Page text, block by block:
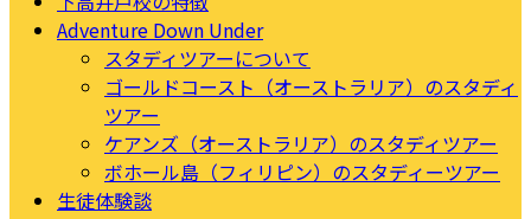
Adventure Down Under
スタディツアーについて
ゴールドコースト（オーストラリア）のスタディ
ツアー
ケアンズ（オーストラリア）のスタディツアー
ボホール島（フィリピン）のスタディーツアー
生徒体験談